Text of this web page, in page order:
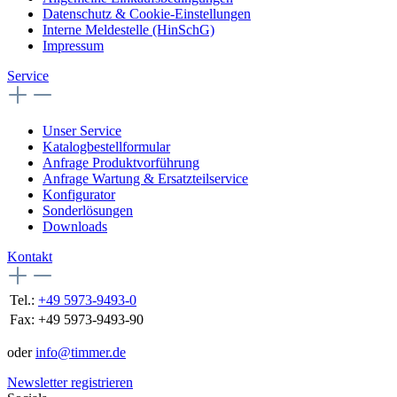
Datenschutz & Cookie-Einstellungen
Interne Meldestelle (HinSchG)
Impressum
Service
Unser Service
Katalogbestellformular
Anfrage Produktvorführung
Anfrage Wartung & Ersatzteilservice
Konfigurator
Sonderlösungen
Downloads
Kontakt
Tel.: +49 5973-9493-0
Fax: +49 5973-9493-90
oderinfo@timmer.de
Newsletter registrieren